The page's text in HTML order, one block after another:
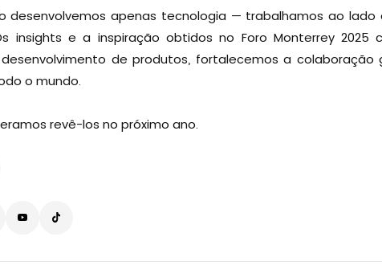
desenvolvemos apenas tecnologia — trabalhamos ao
insights e a inspiração obtidos no Foro Monterrey 2025
de produtos, fortalecemos a
o mundo.
revê-los no próximo ano.